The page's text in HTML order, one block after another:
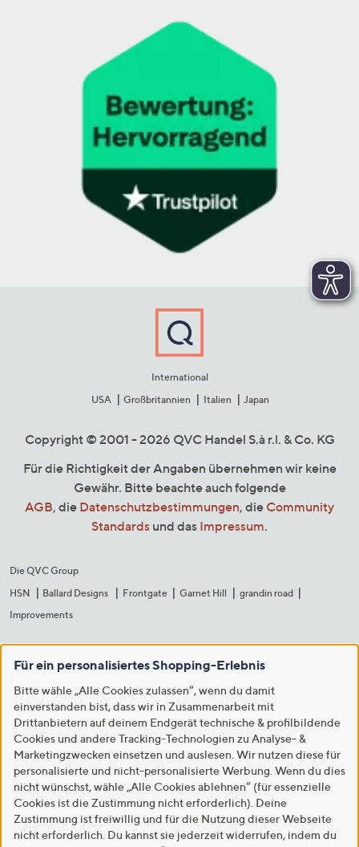
International
USA
Großbritannien Italien Japan
Copyright © 2001 - 2026 QVC Handel S.à r.l. & Co. KG
Für die Richtigkeit der Angaben übernehmen wir keine
Gewähr. Bitte beachte auch folgende
AGB, die Datenschutzbestimmungen, die Community
Standards und das Impressum.
Die QVC Group
HSN
Ballard Designs Frontgate Garnet Hill
grandin road
Improvements
Für ein personalisiertes Shopping-Erlebnis
Bitte wähle „Alle Cookies zulassen“, wenn du damit
einverstanden bist, dass wir in Zusammenarbeit mit
Drittanbietern auf deinem Endgerät technische & profilbildende
Cookies und andere Tracking-Technologien zu Analyse- &
Marketingzwecken einsetzen und auslesen. Wir nutzen diese für
personalisierte und nicht-personalisierte Werbung. Wenn du dies
nicht wünschst, wähle „Alle Cookies ablehnen“ (für essenzielle
Cookies ist die Zustimmung nicht erforderlich). Deine
Zustimmung ist freiwillig und für die Nutzung dieser Webseite
nicht erforderlich. Du kannst sie jederzeit widerrufen, indem du